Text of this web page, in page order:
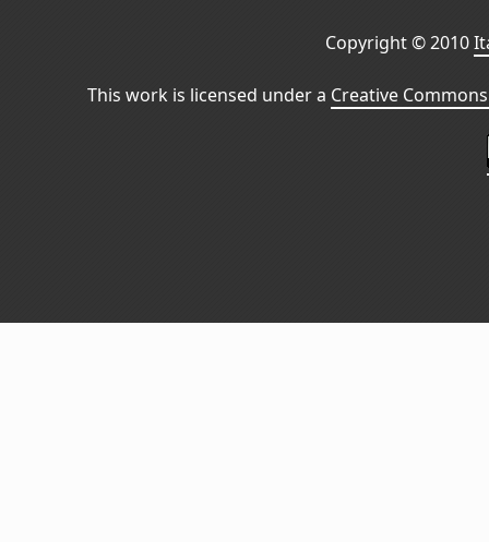
Copyright © 2010
This work is licensed under a Creative